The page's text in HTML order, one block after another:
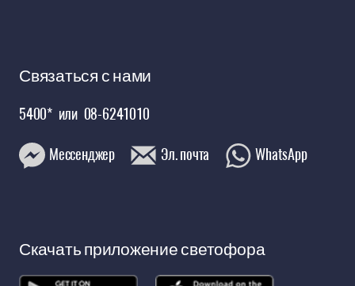
Связаться с нами
5400* или 08-6241010
Мессенджер Эл. почта WhatsApp
Скачать приложение светофора